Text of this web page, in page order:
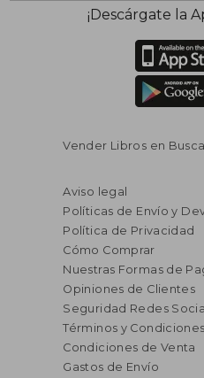
¡Descárgate la
Vender Libros en
Aviso legal
Políticas de Envío y
Política de Privacidad
Cómo Comprar
Nuestras Formas de
Opiniones de Clientes
Seguridad Redes
Términos y
Condiciones de Venta
Gastos de Envío